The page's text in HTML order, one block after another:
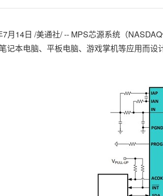
7月14日 /美通社/ -- MPS芯源系统（
记本电脑、平板电脑、游戏掌机等应用而设